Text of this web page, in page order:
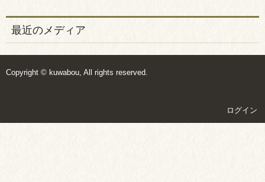
最近のメディア
Copyright © kuwabou, All rights reserved.
ログイン